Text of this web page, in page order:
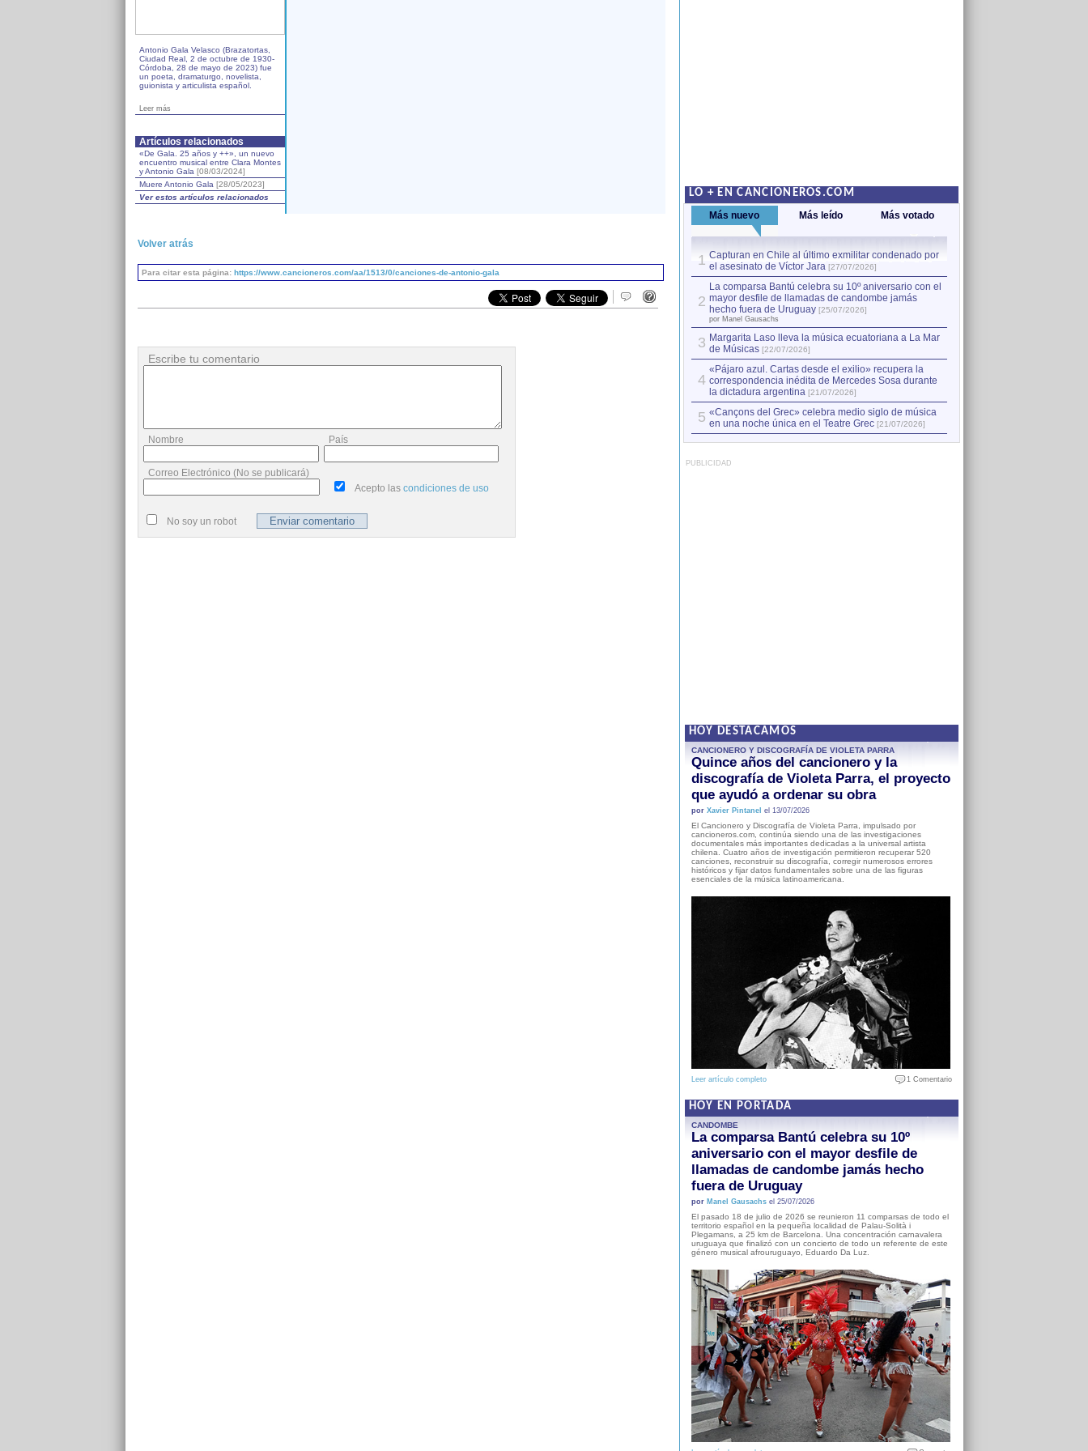
Antonio Gala Velasco (Brazatortas,
Ciudad Real, 2 de octubre de 1930-
Córdoba, 28 de mayo de 2023) fue
un poeta, dramaturgo, novelista,
guionista y articulista español.
Leer más
Artículos relacionados
«De Gala. 25 años y ++», un nuevo
encuentro musical entre Clara Montes
y Antonio Gala [08/03/2024]
Muere Antonio Gala [28/05/2023]
Ver estos artículos relacionados
Volver atrás
Para citar esta página: https://www.cancioneros.com/aa/1513/0/canciones-de-antonio-gala
Escribe tu comentario
Nombre País
Correo Electrónico (No se publicará)
Acepto las condiciones de uso
No soy un robot
LO + EN CANCIONEROS.COM
Más nuevo Más leído Más votado
1 Capturan en Chile al último exmilitar condenado por
el asesinato de Víctor Jara [27/07/2026]
2
La comparsa Bantú celebra su 10º aniversario con el
mayor desfile de llamadas de candombe jamás
hecho fuera de Uruguay [25/07/2026]
por Manel Gausachs
3 Margarita Laso lleva la música ecuatoriana a La Mar
de Músicas [22/07/2026]
4
«Pájaro azul. Cartas desde el exilio» recupera la
correspondencia inédita de Mercedes Sosa durante
la dictadura argentina [21/07/2026]
5 «Cançons del Grec» celebra medio siglo de música
en una noche única en el Teatre Grec [21/07/2026]
PUBLICIDAD
HOY DESTACAMOS
CANCIONERO Y DISCOGRAFÍA DE VIOLETA PARRA
Quince años del cancionero y la
discografía de Violeta Parra, el proyecto
que ayudó a ordenar su obra
por Xavier Pintanel el 13/07/2026
El Cancionero y Discografía de Violeta Parra, impulsado por
cancioneros.com, continúa siendo una de las investigaciones
documentales más importantes dedicadas a la universal artista
chilena. Cuatro años de investigación permitieron recuperar 520
canciones, reconstruir su discografía, corregir numerosos errores
históricos y fijar datos fundamentales sobre una de las figuras
esenciales de la música latinoamericana.
Leer artículo completo 1 Comentario
HOY EN PORTADA
CANDOMBE
La comparsa Bantú celebra su 10º
aniversario con el mayor desfile de
llamadas de candombe jamás hecho
fuera de Uruguay
por Manel Gausachsel 25/07/2026
El pasado 18 de julio de 2026 se reunieron 11 comparsas de todo el
territorio español en la pequeña localidad de Palau-Solità i
Plegamans, a 25 km de Barcelona. Una concentración carnavalera
uruguaya que finalizó con un concierto de todo un referente de este
género musical afrouruguayo, Eduardo Da Luz.